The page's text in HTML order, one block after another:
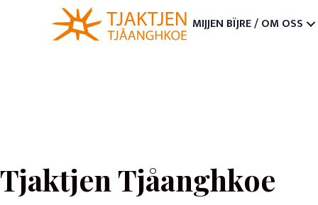
MIJJEN BÏJRE / OM OSS
Tjaktjen Tjåanghkoe